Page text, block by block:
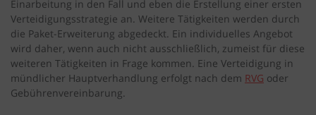
Einarbeitung in den Fall und eben die Erstellung einer ersten
Verteidigungsstrategie an. Weitere Tätigkeiten werden durch
die Paket-Erweiterung abgedeckt. Ein individuelles Angebot
wird daher, wenn auch nicht ausschließlich, zumeist für diese
weiteren Tätigkeiten in Frage kommen. Eine Verteidigung in
mündlicher Hauptverhandlung erfolgt nach dem RVG oder
Gebührenvereinbarung.